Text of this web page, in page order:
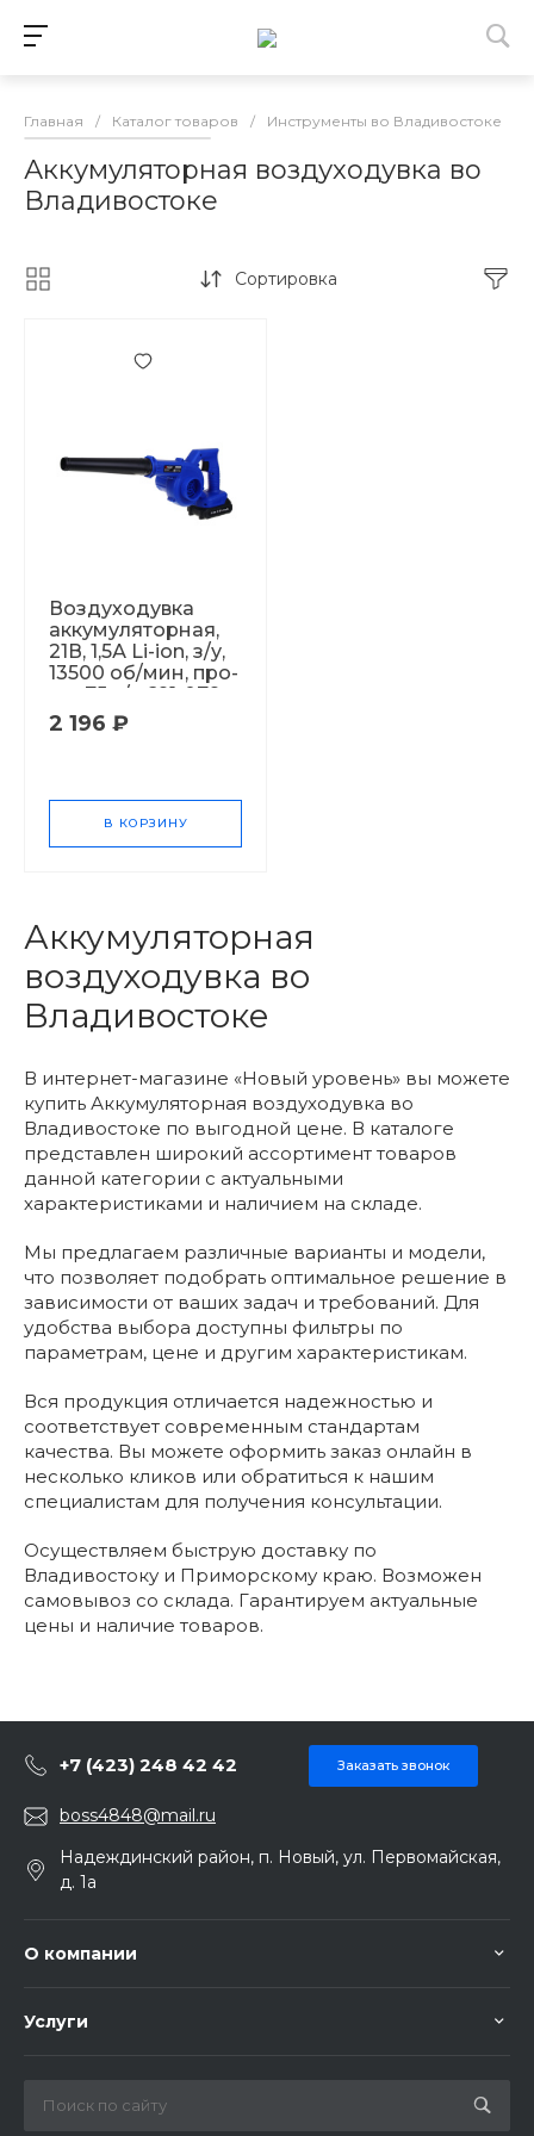
Главная / Каталог товаров / Инструменты во Владивостоке
Аккумуляторная воздуходувка во
Владивостоке
Сортировка
Воздуходувка
аккумуляторная,
21В, 1,5А Li-ion, з/у,
13500 об/мин, про-
сть 75м/с 691-079
2 196 ₽
В КОРЗИНУ
Аккумуляторная
воздуходувка во
Владивостоке
В интернет-магазине «Новый уровень» вы можете
купить Аккумуляторная воздуходувка во
Владивостоке по выгодной цене. В каталоге
представлен широкий ассортимент товаров
данной категории с актуальными
характеристиками и наличием на складе.
Мы предлагаем различные варианты и модели,
что позволяет подобрать оптимальное решение в
зависимости от ваших задач и требований. Для
удобства выбора доступны фильтры по
параметрам, цене и другим характеристикам.
Вся продукция отличается надежностью и
соответствует современным стандартам
качества. Вы можете оформить заказ онлайн в
несколько кликов или обратиться к нашим
специалистам для получения консультации.
Осуществляем быструю доставку по
Владивостоку и Приморскому краю. Возможен
самовывоз со склада. Гарантируем актуальные
цены и наличие товаров.
+7 (423) 248 42 42 Заказать звонок
boss4848@mail.ru
Надеждинский район, п. Новый, ул. Первомайская,
д. 1а
О компании
Услуги